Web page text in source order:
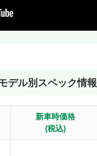
デル別スペック情報
新車時価格
(税込)